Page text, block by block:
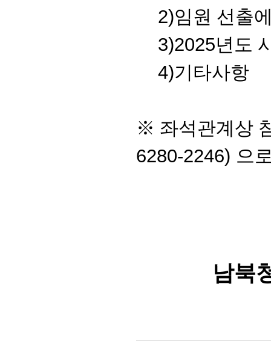
2)임원 선출
3)2025년도
4)기타사항
※ 좌석관계상
6280-2246) 으
남북청소